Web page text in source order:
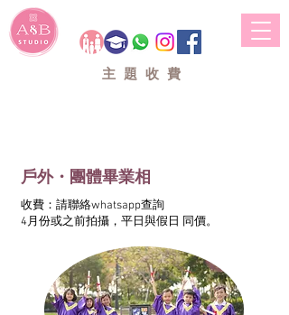
主題收費
戶外・團體畢業相
收費：請聯絡whatsapp查詢
4月份或之前拍攝，平日與假日 同價。